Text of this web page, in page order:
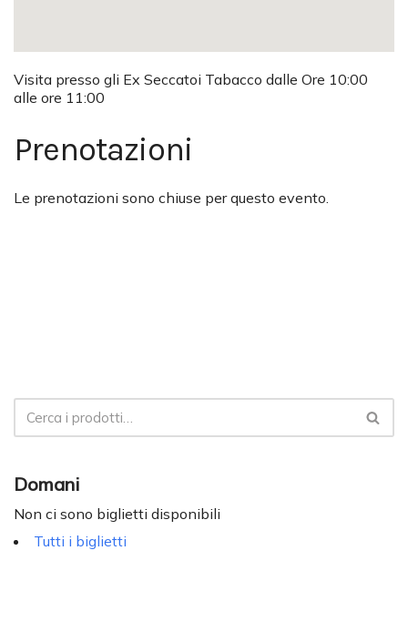
Visita presso gli Ex Seccatoi Tabacco dalle Ore 10:00
alle ore 11:00
Prenotazioni
Le prenotazioni sono chiuse per questo evento.
Domani
Non ci sono biglietti disponibili
Tutti i biglietti